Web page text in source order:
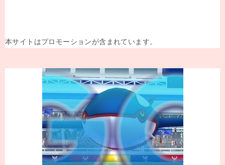
本サイトはプロモーションが含まれています。